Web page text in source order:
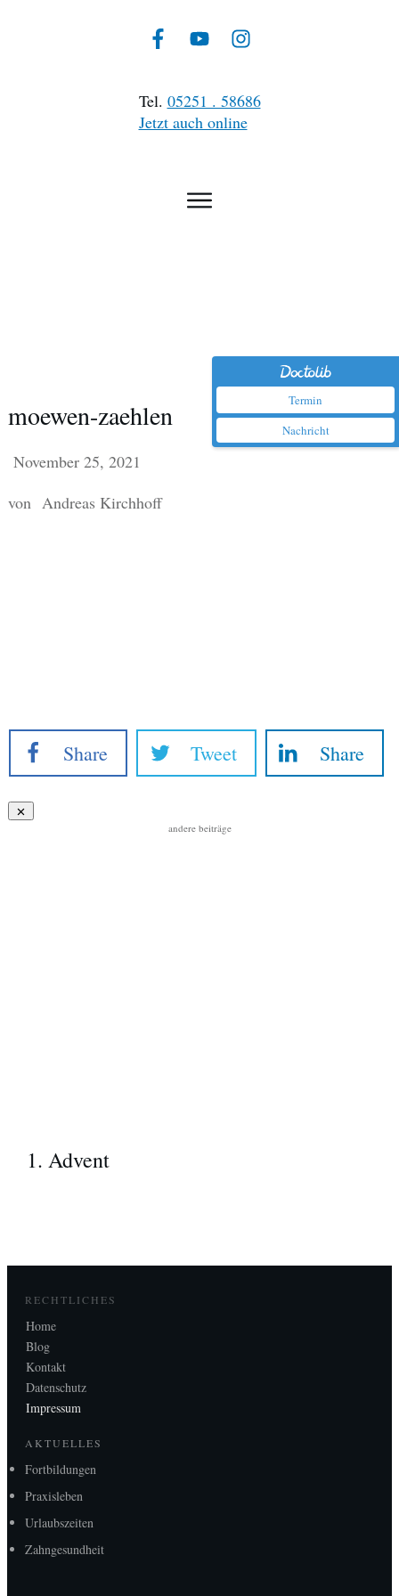
Termin
Nachricht
Tel. 05251 . 58686
Jetzt auch online
moewen-zaehlen
November 25, 2021
von Andreas Kirchhoff
Share Tweet Share
andere beiträge
1. Advent
RECHTLICHES
Home
Blog
Kontakt
Datenschutz
Impressum
AKTUELLES
Fortbildungen
Praxisleben
Urlaubszeiten
Zahngesundheit